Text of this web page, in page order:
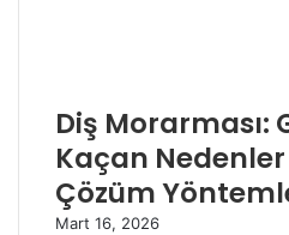
Diş Morarması:
Kaçan
Çözüm
Mart 16, 2026